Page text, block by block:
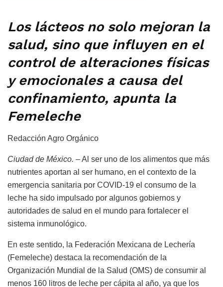
Los lácteos no solo mejoran la
salud, sino que influyen en el
control de alteraciones físicas
y emocionales a causa del
confinamiento, apunta la
Femeleche
Redacción Agro Orgánico
Ciudad de México. –Al ser uno de los alimentos que más
nutrientes aportan al ser humano, en el contexto de la
emergencia sanitaria por COVID-19 el consumo de la
leche ha sido impulsado por algunos gobiernos y
autoridades de salud en el mundo para fortalecer el
sistema inmunológico.
En este sentido, la Federación Mexicana de Lechería
(Femeleche) destaca la recomendación de la
Organización Mundial de la Salud (OMS) de consumir al
menos 160 litros de leche per cápita al año, ya que los